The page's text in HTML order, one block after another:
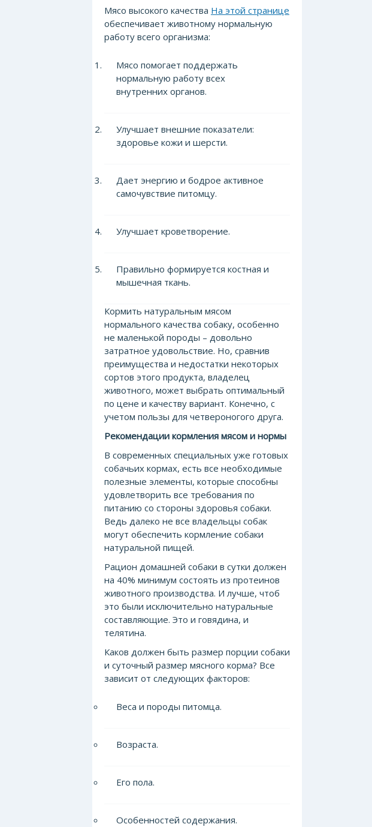
Мясо высокого качества На этой странице
обеспечивает животному нормальную
работу всего организма:
Мясо помогает поддержать
нормальную работу всех
внутренних органов.
Улучшает внешние показатели:
здоровье кожи и шерсти.
Дает энергию и бодрое активное
самочувствие питомцу.
Улучшает кроветворение.
Правильно формируется костная и
мышечная ткань.
Кормить натуральным мясом
нормального качества собаку, особенно
не маленькой породы – довольно
затратное удовольствие. Но, сравнив
преимущества и недостатки некоторых
сортов этого продукта, владелец
животного, может выбрать оптимальный
по цене и качеству вариант. Конечно, с
учетом пользы для четвероногого друга.
Рекомендации кормления мясом и нормы
В современных специальных уже готовых
собачьих кормах, есть все необходимые
полезные элементы, которые способны
удовлетворить все требования по
питанию со стороны здоровья собаки.
Ведь далеко не все владельцы собак
могут обеспечить кормление собаки
натуральной пищей.
Рацион домашней собаки в сутки должен
на 40% минимум состоять из протеинов
животного производства. И лучше, чтоб
это были исключительно натуральные
составляющие. Это и говядина, и
телятина.
Каков должен быть размер порции собаки
и суточный размер мясного корма? Все
зависит от следующих факторов:
Веса и породы питомца.
Возраста.
Его пола.
Особенностей содержания.